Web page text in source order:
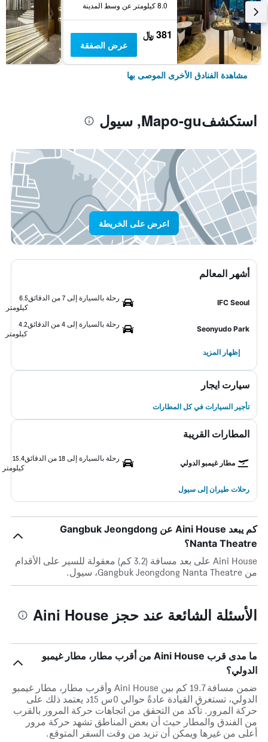
8.0 كيلومتر عن وسط المدينة
381 ﷼
عرض الصفقة
مشاهدة الفنادق الأخرى الموصى بها
استكشفMapo-gu, سيول
اعرض على الخريطة
أشهر المعالم
IFC Seoul
رحلة بالسيارة إلى 7 من الدقائق
6.5
كيلومتر
Seonyudo Park
رحلة بالسيارة إلى 4 من الدقائق
4.2
كيلومتر
إظهار المزيد
سيارت ايجار
تأجير السيارات في كل المطارات
المطارات القريبة
مطار غيمبو الدولي
رحلة بالسيارة إلى 18 من الدقائق
15.4
كيلومتر
رحلات طيران إلى سيول
كم يبعد Aini House عن Gangbuk Jeongdong
Nanta Theatre؟
Aini House على بعد مسافة (3.2 كم) معقولة للسير على الأقدام
من Gangbuk Jeongdong Nanta Theatre، سيول.
الأسئلة الشائعة عند حجز Aini House
ما مدى قرب Aini House من أقرب مطار، مطار غيمبو
الدولي؟
ضمن مسافة 19.7 كم بين Aini House وأقرب مطار، مطار غيمبو
الدولي، تستغرق القيادة عادةً حوالي 0س 15د يعتمد ذلك على
حركة المرور. تأكد من التحقق من اتجاهات حركة المرور بالقرب
من الفندق والمطار حيث أن بعض المناطق تشهد حركة مرور
أعلى من غيرها ويمكن أن تزيد من وقت السفر المتوقع.